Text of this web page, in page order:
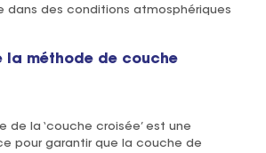
dans des conditions atmosphériques
la méthode de couche
de la ‘couche croisée’ est une
pour garantir que la couche de